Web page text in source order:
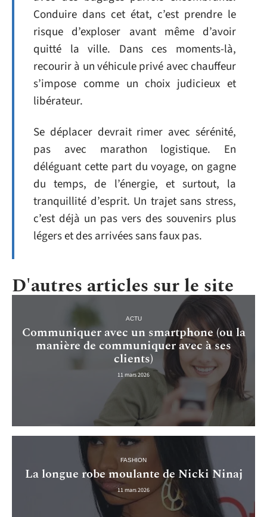
Conduire dans cet état, c’est prendre le
risque d’exploser avant même d’avoir
quitté la ville. Dans ces moments-là,
recourir à un véhicule privé avec chauffeur
s’impose comme un choix judicieux et
libérateur.
Se déplacer devrait rimer avec sérénité,
pas avec marathon logistique. En
déléguant cette part du voyage, on gagne
du temps, de l’énergie, et surtout, la
tranquillité d’esprit. Un trajet sans stress,
c’est déjà un pas vers des souvenirs plus
légers et des arrivées sans faux pas.
D'autres articles sur le site
ACTU
Communiquer avec un smartphone (ou la
manière de communiquer avec à ses
clients)
11 mars 2026
FASHION
La longue robe moulante de Nicki Ninaj
11 mars 2026